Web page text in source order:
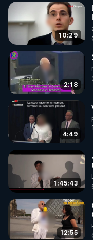
▶ 30 jours gratuit
de bien-être
Rendez-vous sur
le code :
10:29
2:18
4:49
1:45:43
12:55